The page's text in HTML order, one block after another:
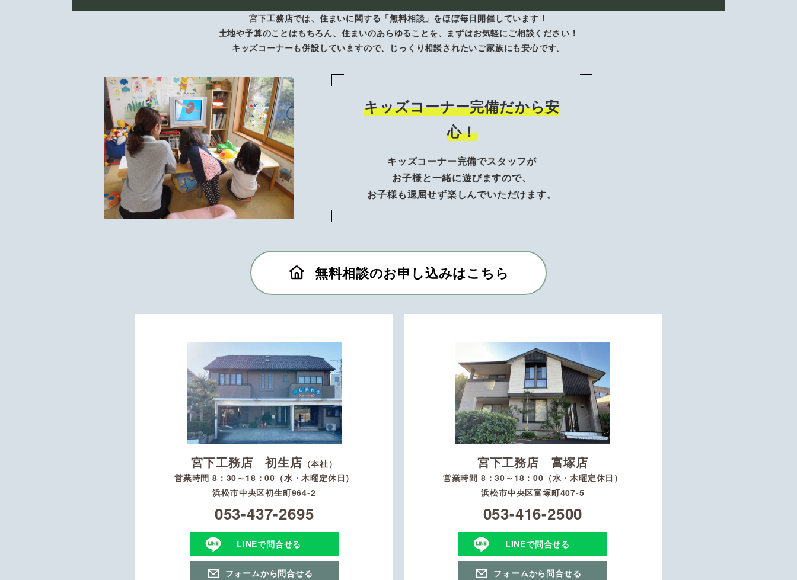
宮下工務店では、住まいに関する「無料相談」をほぼ毎日開催しています！
土地や予算のことはもちろん、住まいのあらゆることを、まずはお気軽にご相談ください！
キッズコーナーも併設していますので、じっくり相談されたいご家族にも安心です。
キッズコーナー完備だから安
心！
キッズコーナー完備でスタッフが
お子様と一緒に遊びますので、
お子様も退屈せず楽しんでいただけます。
無料相談のお申し込みはこちら
宮下工務店 初生店 （本社）
営業時間 8：30～18：00（水・木曜定休日）
浜松市中央区初生町964-2
053-437-2695
LINEで問合せる
フォームから問合せる
宮下工務店 富塚店
営業時間 8：30～18：00（水・木曜定休日）
浜松市中央区富塚町407-5
053-416-2500
LINEで問合せる
フォームから問合せる